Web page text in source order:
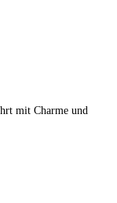
mit Charme und